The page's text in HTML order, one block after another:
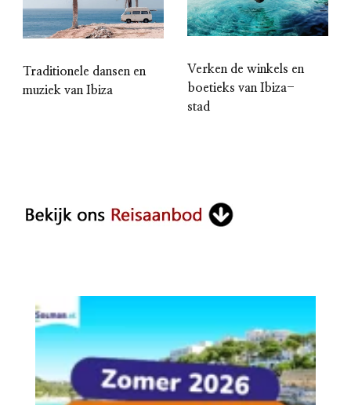
Traditionele dansen en
muziek van Ibiza
Verken de winkels en
boetieks van Ibiza-
stad